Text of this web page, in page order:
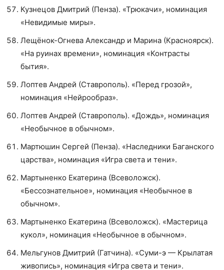
Кузнецов Дмитрий (Пенза). «Трюкачи», номинация
«Невидимые миры».
Лещёнок-Огнева Александр и Марина (Красноярск).
«На руинах времени», номинация «Контрасты
бытия».
Лоптев Андрей (Ставрополь). «Перед грозой»,
номинация «Нейрообраз».
Лоптев Андрей (Ставрополь). «Дождь», номинация
«Необычное в обычном».
Мартюшин Сергей (Пенза). «Наследники Баганского
царства», номинация «Игра света и тени».
Мартыненко Екатерина (Всеволожск).
«Бессознательное», номинация «Необычное в
обычном».
Мартыненко Екатерина (Всеволожск). «Мастерица
кукол», номинация «Необычное в обычном».
Мельгунов Дмитрий (Гатчина). «Суми-э — Крылатая
живопись», номинация «Игра света и тени».